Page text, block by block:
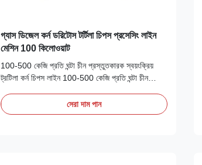
গ্যাস ডিজেল কর্ন ডরিটোস টর্টিলা চিপস প্রসেসিং লাইন
মেশিন 100 কিলোওয়াট
100-500 কেজি প্রতি ঘন্টা চীন প্রস্তুতকারক স্বয়ংক্রিয়
ট্রটিলা কর্ন চিপস লাইন 100-500 কেজি প্রতি ঘন্টা চীন
ম্যানুফ্যাকচারিং কৌশল পরিবর্তনের উপর ভিত্তি করে বিভিন্ন
ধরণের ভাজা স্ন্যাকস তৈরি করতে পারে, যেমন রাইস ক্রাস্ট,
সেরা দাম পান